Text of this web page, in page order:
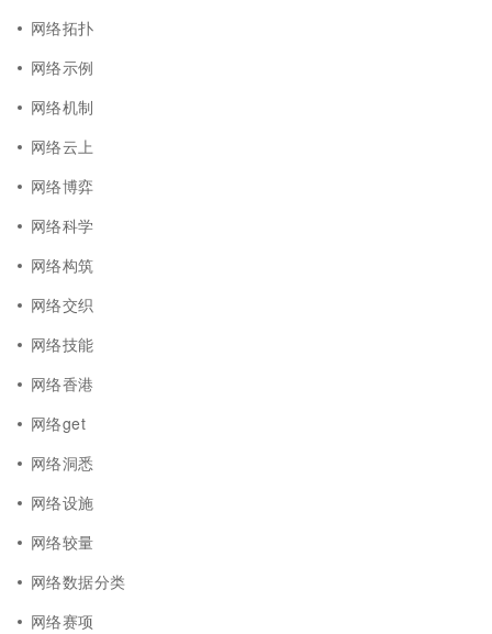
网络拓扑
网络示例
网络机制
网络云上
网络博弈
网络科学
网络构筑
网络交织
网络技能
网络香港
网络get
网络洞悉
网络设施
网络较量
网络数据分类
网络赛项